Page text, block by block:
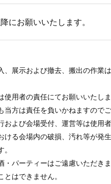
にお願いいたします。
、展示および撤去、搬出の作業
使用者の責任にてお願いいたし
当方は責任を負いかねますのでご
および会場受付、運営等は使用
ける会場内の破損、汚れ等が発
パーティーはご遠慮いただきま
はできません。